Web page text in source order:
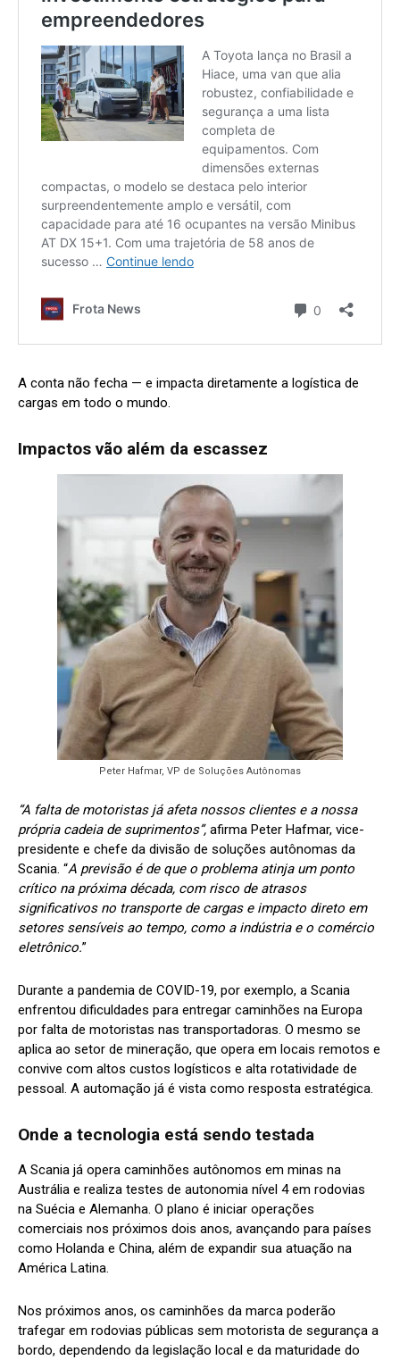
A conta não fecha — e impacta diretamente a logística de
cargas em todo o mundo.
Impactos vão além da escassez
Peter Hafmar, VP de Soluções Autônomas
“A falta de motoristas já afeta nossos clientes e a nossa
própria cadeia de suprimentos”, afirma Peter Hafmar, vice-
presidente e chefe da divisão de soluções autônomas da
Scania. “A previsão é de que o problema atinja um ponto
crítico na próxima década, com risco de atrasos
significativos no transporte de cargas e impacto direto em
setores sensíveis ao tempo, como a indústria e o comércio
eletrônico.”
Durante a pandemia de COVID-19, por exemplo, a Scania
enfrentou dificuldades para entregar caminhões na Europa
por falta de motoristas nas transportadoras. O mesmo se
aplica ao setor de mineração, que opera em locais remotos e
convive com altos custos logísticos e alta rotatividade de
pessoal. A automação já é vista como resposta estratégica.
Onde a tecnologia está sendo testada
A Scania já opera caminhões autônomos em minas na
Austrália e realiza testes de autonomia nível 4 em rodovias
na Suécia e Alemanha. O plano é iniciar operações
comerciais nos próximos dois anos, avançando para países
como Holanda e China, além de expandir sua atuação na
América Latina.
Nos próximos anos, os caminhões da marca poderão
trafegar em rodovias públicas sem motorista de segurança a
bordo, dependendo da legislação local e da maturidade do